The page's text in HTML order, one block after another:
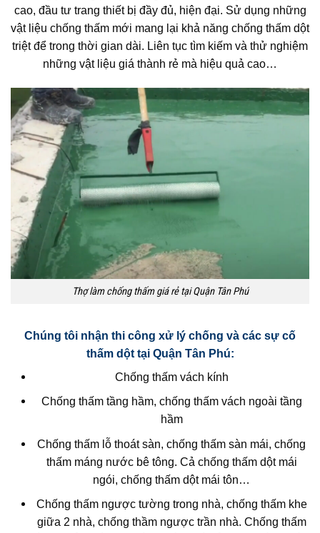
cao, đầu tư trang thiết bị đầy đủ, hiện đại. Sử dụng những
vật liệu chống thấm mới mang lại khả năng chống thấm dột
triệt để trong thời gian dài. Liên tục tìm kiếm và thử nghiệm
những vật liệu giá thành rẻ mà hiệu quả cao…
Thợ làm chống thấm giá rẻ tại Quận Tân Phú
Chúng tôi nhận thi công xử lý chống và các sự cố
thấm dột tại Quận Tân Phú:
Chống thấm vách kính
Chống thấm tầng hầm, chống thấm vách ngoài tầng
hầm
Chống thấm lỗ thoát sàn, chống thấm sàn mái, chống
thấm máng nước bê tông. Cả chống thấm dột mái
ngói, chống thấm dột mái tôn…
Chống thấm ngược tường trong nhà, chống thấm khe
giữa 2 nhà, chống thầm ngược trần nhà. Chống thấm